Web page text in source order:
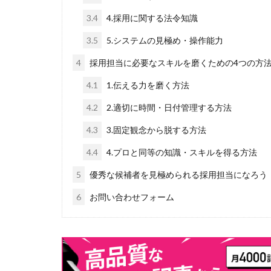
3.4 4.採用に関する法令知識
3.5 5.システムの見極め・操作能力
4 採用担当に必要なスキルを磨くための4つの方
4.1 1.伝える力を磨く方法
4.2 2.適切に時間・日付管理する方法
4.3 3.固定観念から脱する方法
4.4 4.プロと同等の知識・スキルを得る方法
5 優秀な候補者を見極められる採用担当になろう
6 お問い合わせフォーム